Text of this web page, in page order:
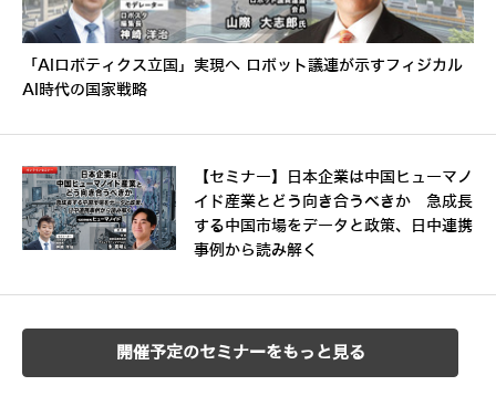
「AIロボティクス立国」実現へ ロボット議連が示すフィジカル
AI時代の国家戦略
【セミナー】日本企業は中国ヒューマノ
イド産業とどう向き合うべきか 急成長
する中国市場をデータと政策、日中連携
事例から読み解く
開催予定のセミナーをもっと見る